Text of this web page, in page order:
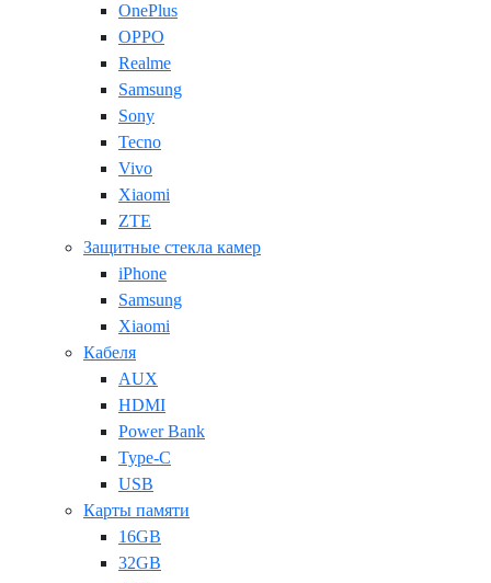
OnePlus
OPPO
Realme
Samsung
Sony
Tecno
Vivo
Xiaomi
ZTE
Защитные стекла камер
iPhone
Samsung
Xiaomi
Кабеля
AUX
HDMI
Power Bank
Type-C
USB
Карты памяти
16GB
32GB